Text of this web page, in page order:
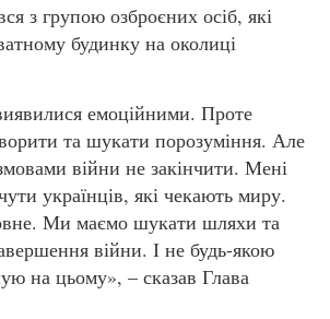
з групою озброєних осіб, які
будинку на околиці
емоційними. Проте
та шукати порозуміння. Але
війни не закінчити. Мені
українців, які чекають миру.
Ми маємо шукати шляхи та
війни. І не будь-якою
на цьому», – сказав Глава